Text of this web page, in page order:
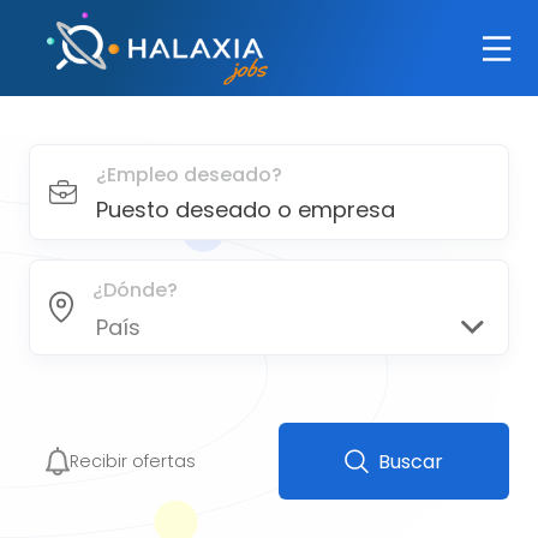
¿Empleo deseado?
¿Dónde?
País
Recibir ofertas Buscar